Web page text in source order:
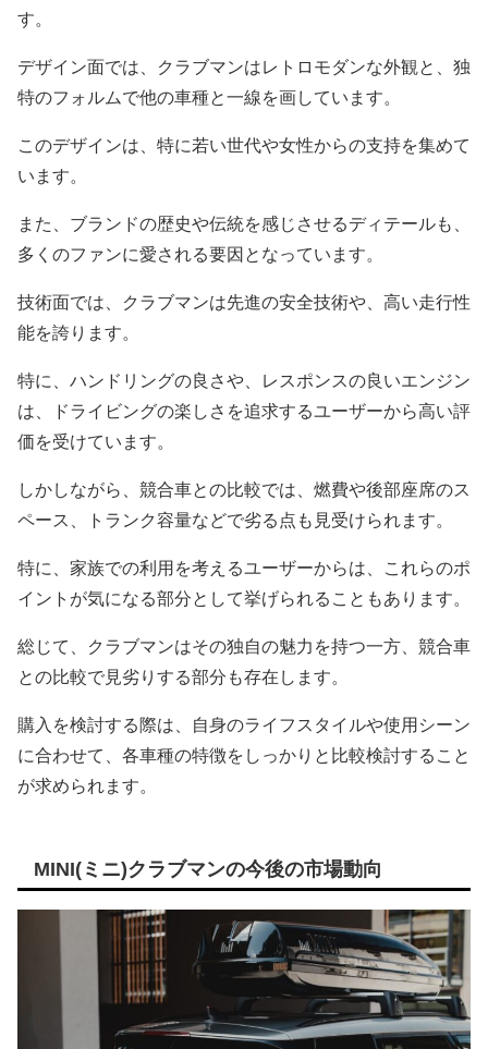
す。
デザイン面では、クラブマンはレトロモダンな外観と、独
特のフォルムで他の車種と一線を画しています。
このデザインは、特に若い世代や女性からの支持を集めて
います。
また、ブランドの歴史や伝統を感じさせるディテールも、
多くのファンに愛される要因となっています。
技術面では、クラブマンは先進の安全技術や、高い走行性
能を誇ります。
特に、ハンドリングの良さや、レスポンスの良いエンジン
は、ドライビングの楽しさを追求するユーザーから高い評
価を受けています。
しかしながら、競合車との比較では、燃費や後部座席のス
ペース、トランク容量などで劣る点も見受けられます。
特に、家族での利用を考えるユーザーからは、これらのポ
イントが気になる部分として挙げられることもあります。
総じて、クラブマンはその独自の魅力を持つ一方、競合車
との比較で見劣りする部分も存在します。
購入を検討する際は、自身のライフスタイルや使用シーン
に合わせて、各車種の特徴をしっかりと比較検討すること
が求められます。
MINI(ミニ)クラブマンの今後の市場動向